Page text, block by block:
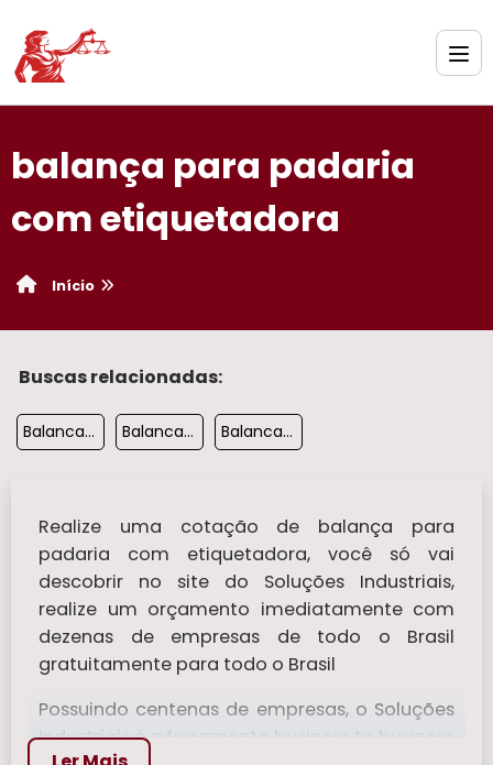
balança para padaria
com etiquetadora​
Início
Buscas relacionadas:
Balanca De Pesar Gado Preco Balanca 200kg Balanca De Barras Para Gado
Realize uma cotação de balança para
padaria com etiquetadora​, você só vai
descobrir no site do Soluções Industriais,
realize um orçamento imediatamente com
dezenas de empresas de todo o Brasil
gratuitamente para todo o Brasil
Possuindo centenas de empresas, o Soluções
Industriais é a ferramenta business to business